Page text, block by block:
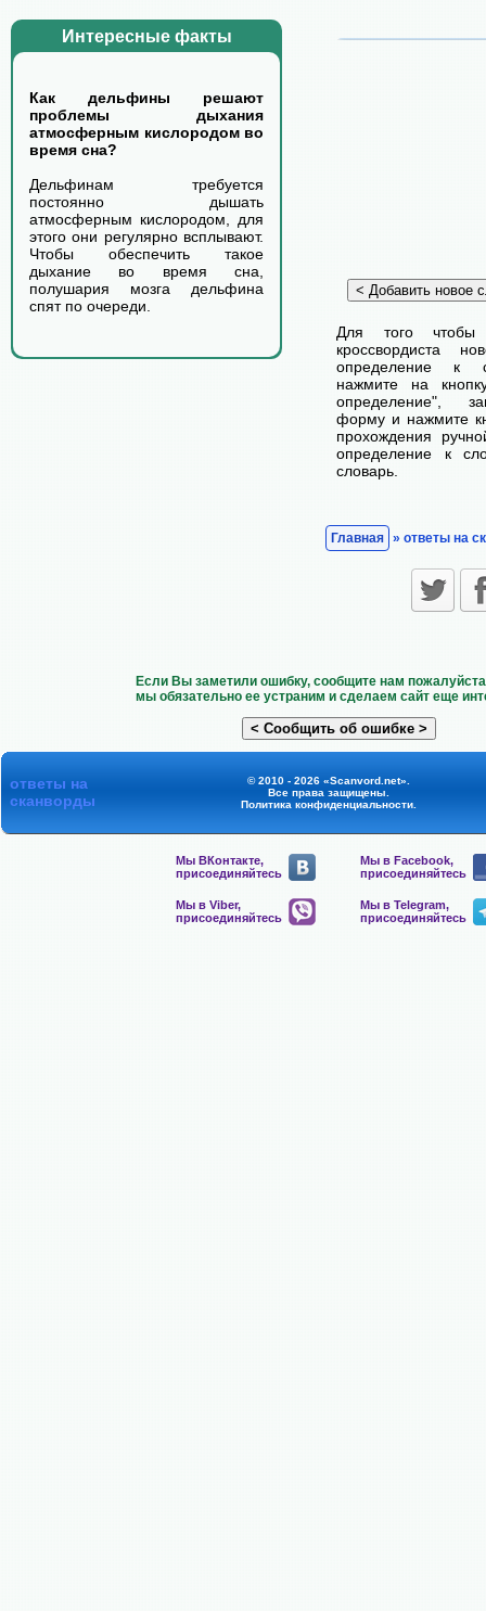
Интересные факты
Как дельфины решают
проблемы дыхания
атмосферным кислородом во
время сна?
Дельфинам требуется
постоянно дышать
атмосферным кислородом, для
этого они регулярно всплывают.
Чтобы обеспечить такое
дыхание во время сна,
полушария мозга дельфина
спят по очереди.
Для того чтобы
кроссвордиста
определение к
нажмите на
определение",
форму и нажмите
прохождения
определение к
словарь.
Главная » ответы на
Если Вы заметили ошибку, сообщите нам
мы обязательно ее устраним и сделаем сайт еще
ответы на
сканворды
© 2010 - 2026 «Scanvord.net».
Все права защищены.
Политика конфиденциальности.
Мы ВКонтакте,
присоединяйтесь
Мы в Facebook,
присоединяйтесь
Мы в Viber,
присоединяйтесь
Мы в Telegram,
присоединяйтесь